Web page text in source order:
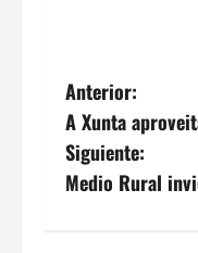
N
a
v
Anterior:
A Xunta
Siguiente:
Medio Rural